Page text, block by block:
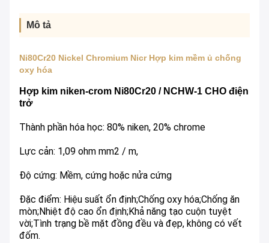
Mô tả
Ni80Cr20 Nickel Chromium Nicr Hợp kim mềm ủ chống
oxy hóa
Hợp kim niken-crom Ni80Cr20 / NCHW-1 CHO điện
trở
Thành phần hóa học: 80% niken, 20% chrome
Lực cản: 1,09 ohm mm2 / m,
Độ cứng: Mềm, cứng hoặc nửa cứng
Đặc điểm: Hiệu suất ổn định;Chống oxy hóa;Chống ăn
mòn;Nhiệt độ cao ổn định;Khả năng tạo cuộn tuyệt
vời;Tình trạng bề mặt đồng đều và đẹp, không có vết
đốm.